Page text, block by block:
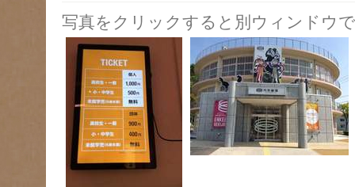
写真をクリックすると別ウィンドウ